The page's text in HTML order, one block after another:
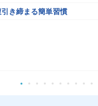
き締まる簡単習慣